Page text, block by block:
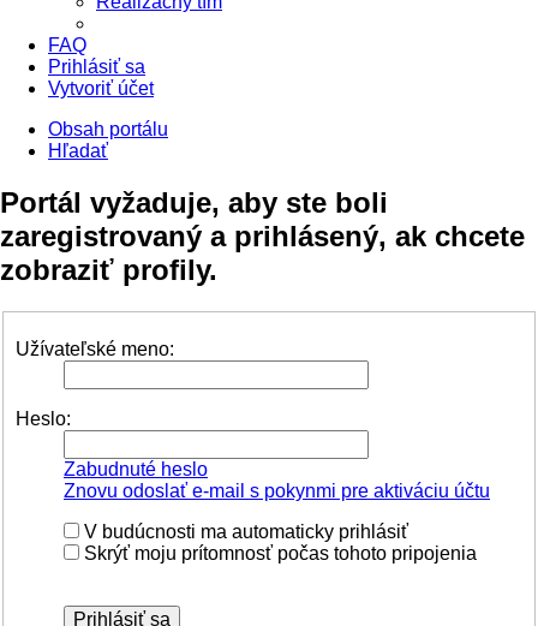
FAQ
Prihlásiť sa
Vytvoriť účet
Obsah portálu
Hľadať
Portál vyžaduje, aby ste boli
zaregistrovaný a prihlásený, ak chcete
zobraziť profily.
Užívateľské meno:
Heslo:
Zabudnuté heslo
Znovu odoslať e-mail s pokynmi pre aktiváciu účtu
V budúcnosti ma automaticky prihlásiť
Skrýť moju prítomnosť počas tohoto pripojenia